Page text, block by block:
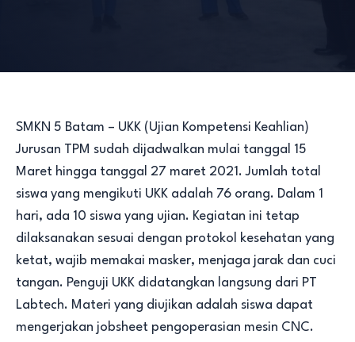
SMKN 5 Batam – UKK (Ujian Kompetensi Keahlian)
Jurusan TPM sudah dijadwalkan mulai tanggal 15
Maret hingga tanggal 27 maret 2021. Jumlah total
siswa yang mengikuti UKK adalah 76 orang. Dalam 1
hari, ada 10 siswa yang ujian. Kegiatan ini tetap
dilaksanakan sesuai dengan protokol kesehatan yang
ketat, wajib memakai masker, menjaga jarak dan cuci
tangan. Penguji UKK didatangkan langsung dari PT
Labtech. Materi yang diujikan adalah siswa dapat
mengerjakan jobsheet pengoperasian mesin CNC.